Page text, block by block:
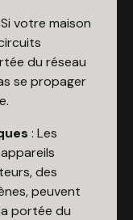
votre maison
du réseau
se propager
: Les
des
peuvent
portée du